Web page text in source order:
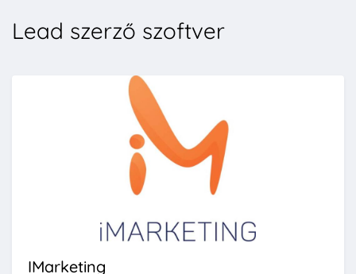
Lead szerző szoftver
IMarketing